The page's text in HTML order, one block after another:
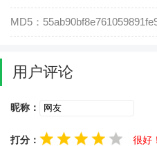
MD5：
用户评论
昵称：
打分： 很好！